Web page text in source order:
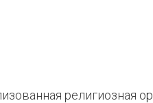
религиозная